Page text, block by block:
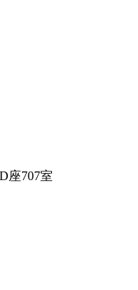
座707室